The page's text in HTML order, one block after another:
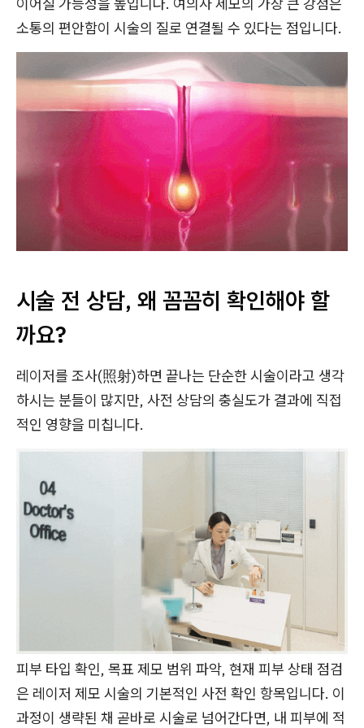
소통의 편안함이 시술의 질로 연결될 수 있다는 점입니다.
시술 전 상담, 왜 꼼꼼히 확인해야 할
까요?
레이저를 조사(照射)하면 끝나는 단순한 시술이라고 생각
하시는 분들이 많지만, 사전 상담의 충실도가 결과에 직접
적인 영향을 미칩니다.
피부 타입 확인, 목표 제모 범위 파악, 현재 피부 상태 점검
은 레이저 제모 시술의 기본적인 사전 확인 항목입니다. 이
과정이 생략된 채 곧바로 시술로 넘어간다면, 내 피부에 적